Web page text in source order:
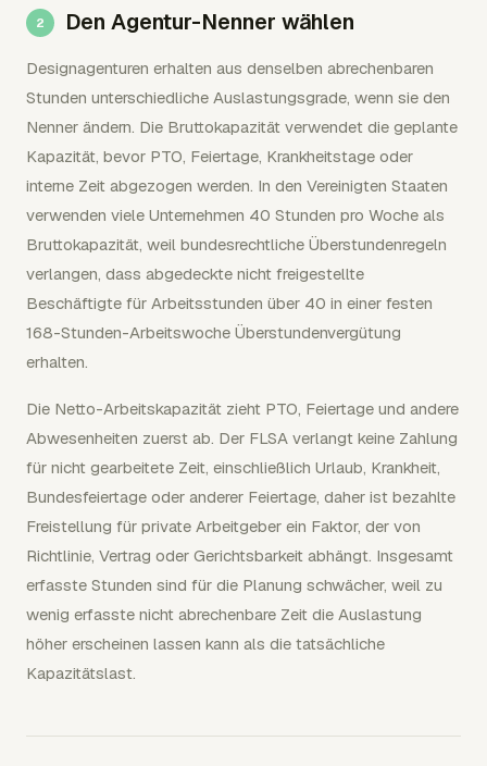
Den Agentur-Nenner wählen
Designagenturen erhalten aus denselben abrechenbaren
Stunden unterschiedliche Auslastungsgrade, wenn sie den
Nenner ändern. Die Bruttokapazität verwendet die geplante
Kapazität, bevor PTO, Feiertage, Krankheitstage oder
interne Zeit abgezogen werden. In den Vereinigten Staaten
verwenden viele Unternehmen 40 Stunden pro Woche als
Bruttokapazität, weil bundesrechtliche Überstundenregeln
verlangen, dass abgedeckte nicht freigestellte
Beschäftigte für Arbeitsstunden über 40 in einer festen
168-Stunden-Arbeitswoche Überstundenvergütung
erhalten.
Die Netto-Arbeitskapazität zieht PTO, Feiertage und andere
Abwesenheiten zuerst ab. Der FLSA verlangt keine Zahlung
für nicht gearbeitete Zeit, einschließlich Urlaub, Krankheit,
Bundesfeiertage oder anderer Feiertage, daher ist bezahlte
Freistellung für private Arbeitgeber ein Faktor, der von
Richtlinie, Vertrag oder Gerichtsbarkeit abhängt. Insgesamt
erfasste Stunden sind für die Planung schwächer, weil zu
wenig erfasste nicht abrechenbare Zeit die Auslastung
höher erscheinen lassen kann als die tatsächliche
Kapazitätslast.